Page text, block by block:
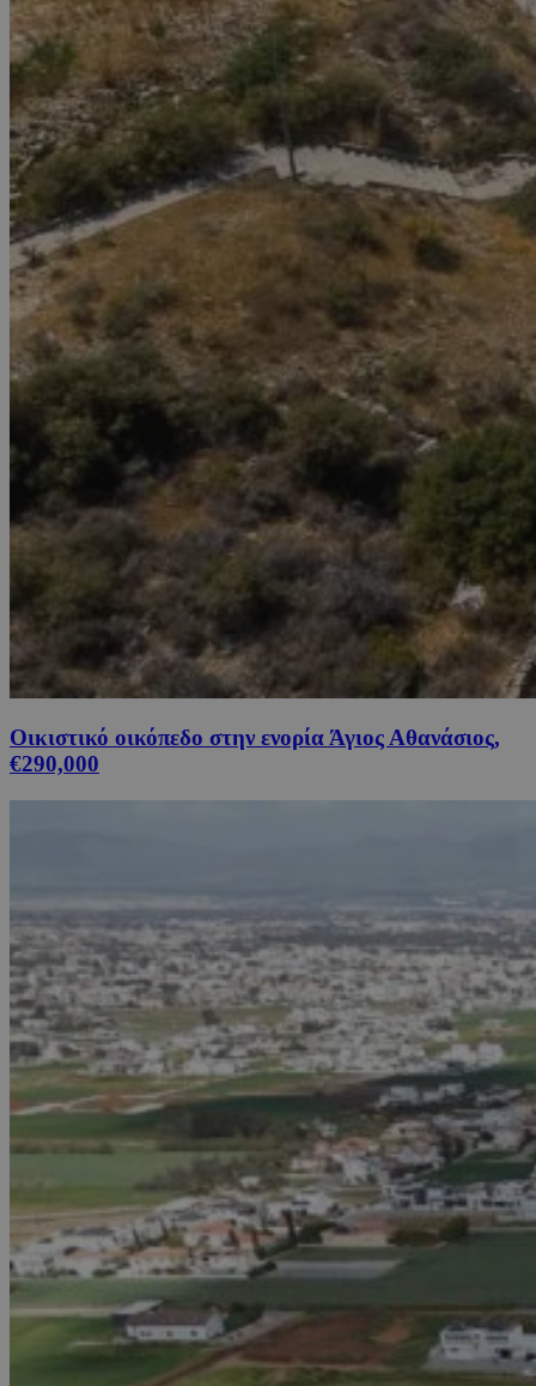
Οικιστικό οικόπεδο στην ενορία Άγιος Αθανάσιος,
€290,000